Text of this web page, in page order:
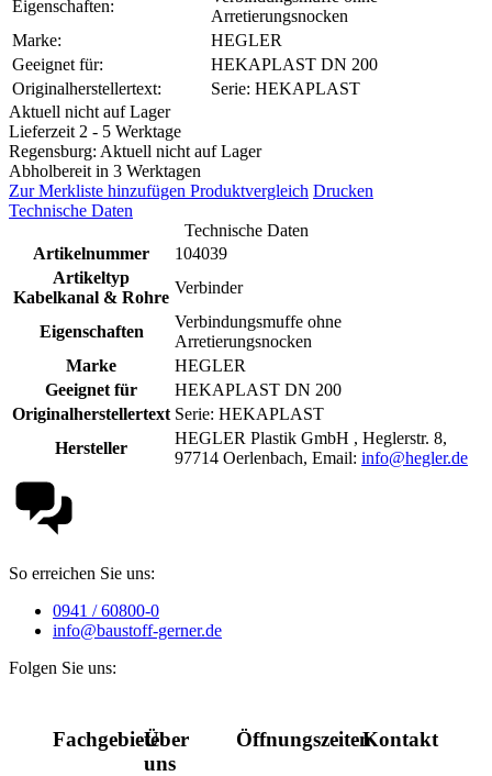
Eigenschaften:
Arretierungsnocken
Marke:
HEGLER
Geeignet für:
HEKAPLAST DN 200
Originalherstellertext:
Serie: HEKAPLAST
Aktuell nicht auf Lager
Lieferzeit 2 - 5 Werktage
Regensburg: Aktuell nicht auf Lager
Abholbereit in 3 Werktagen
Zur Merkliste hinzufügen Produktvergleich Drucken
Technische Daten
Technische Daten
Artikelnummer
104039
Artikeltyp
Kabelkanal & Rohre
Verbinder
Eigenschaften
Verbindungsmuffe ohne
Arretierungsnocken
Marke
HEGLER
Geeignet für
HEKAPLAST DN 200
Originalherstellertext Serie: HEKAPLAST
Hersteller
HEGLER Plastik GmbH , Heglerstr. 8,
97714 Oerlenbach, Email: info@hegler.de
So erreichen Sie uns:
0941 / 60800-0
info@baustoff-gerner.de
Folgen Sie uns:
FachgebieteÜber
uns
ÖffnungszeitenKontakt